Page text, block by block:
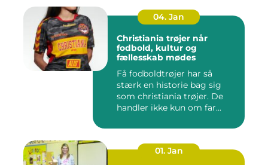
04. Jan
Christiania trøjer når
fodbold, kultur og
fællesskab mødes
Få fodboldtrøjer har så
stærk en historie bag sig
som christiania trøjer. De
handler ikke kun om far...
01. Jan